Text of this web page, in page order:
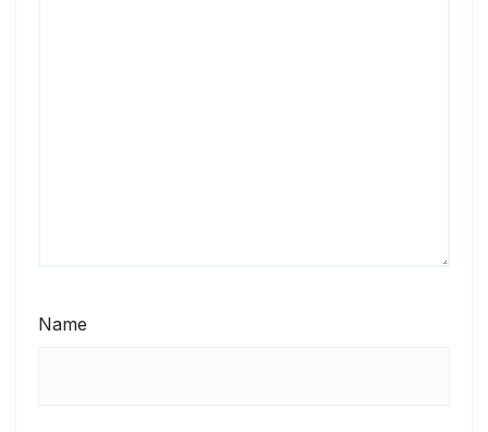
Name